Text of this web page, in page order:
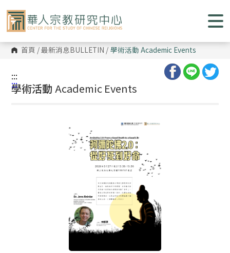
到
主
要
內
容
區 首頁 /最新消息BULLETIN / 學術活動Academic Events
:::
:::
學術活動Academic Events